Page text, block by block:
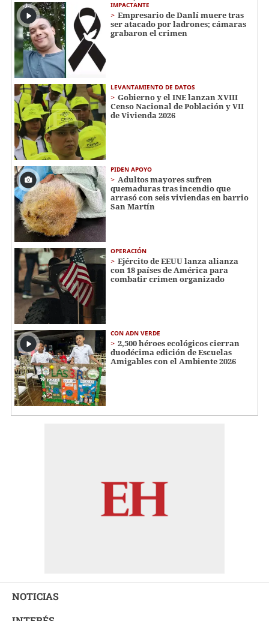
IMPACTANTE
Empresario de Danlí muere tras
ser atacado por ladrones; cámaras
grabaron el crimen
LEVANTAMIENTO DE DATOS
Gobierno y el INE lanzan XVIII
Censo Nacional de Población y VII
de Vivienda 2026
PIDEN APOYO
Adultos mayores sufren
quemaduras tras incendio que
arrasó con seis viviendas en barrio
San Martín
OPERACIÓN
Ejército de EEUU lanza alianza
con 18 países de América para
combatir crimen organizado
CON ADN VERDE
2,500 héroes ecológicos cierran
duodécima edición de Escuelas
Amigables con el Ambiente 2026
NOTICIAS